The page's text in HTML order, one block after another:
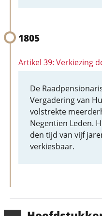
1805
Artikel 39: Verkiezing
De
Vergadering van
volstrekte
Negentien Leden.
den tijd van vijf
verkiesbaar.